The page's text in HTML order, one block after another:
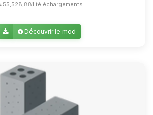
55,528,881 téléchargements
Découvrir le mod